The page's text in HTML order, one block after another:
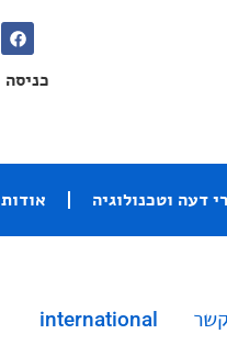
כניסה
דעה וטכנולוגיה אודות
international